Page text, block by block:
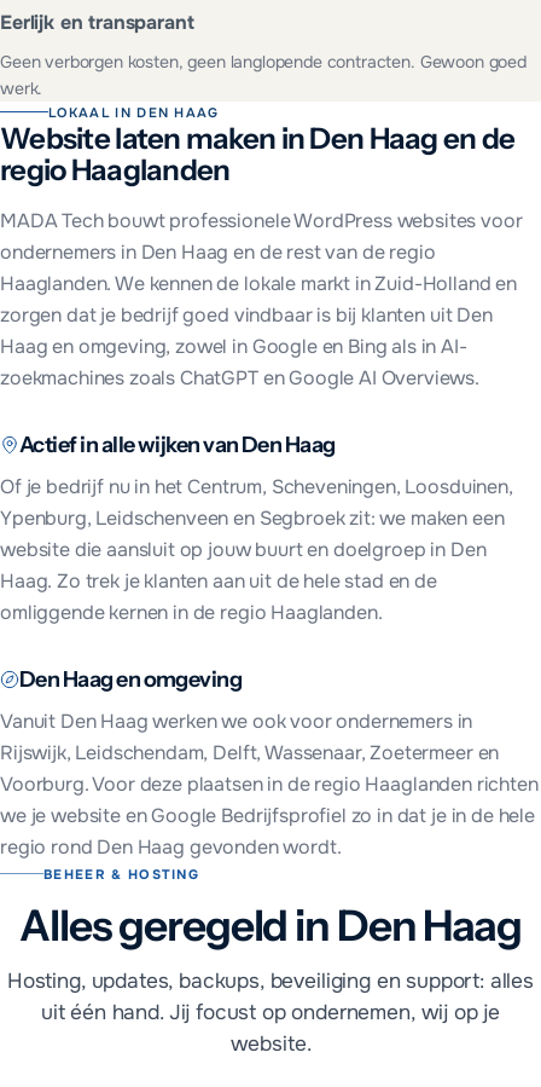
Eerlijk en transparant
Geen verborgen kosten, geen langlopende contracten. Gewoon goed
werk.
LOKAAL INDEN HAAG
Website laten maken inDen Haagende
regio Haaglanden
MADA Tech bouwt professionele WordPress websites voor
ondernemers in Den Haag en de rest vande regio
Haaglanden. We kennen de lokale markt inZuid-Hollanden
zorgen dat je bedrijf goed vindbaar is bij klanten uitDen
Haagen omgeving, zowel in Google en Bing als in AI-
zoekmachines zoals ChatGPT en Google AI Overviews.
Actief in alle wijken vanDen Haag
Of je bedrijf nu in het Centrum, Scheveningen, Loosduinen,
Ypenburg, Leidschenveen en Segbroekzit: we maken een
website die aansluit op jouw buurt en doelgroep in Den
Haag. Zo trek je klanten aan uit de hele stad en de
omliggende kernen inde regio Haaglanden.
Den Haagen omgeving
Vanuit Den Haagwerken we ook voor ondernemers in
Rijswijk, Leidschendam, Delft, Wassenaar, Zoetermeer en
Voorburg. Voor deze plaatsen inde regio Haaglandenrichten
we je website en Google Bedrijfsprofiel zo in dat je in de hele
regio rond Den Haag gevonden wordt.
BEHEER & HOSTING
Alles geregeld in Den Haag
Hosting, updates, backups, beveiliging en support: alles
uit één hand. Jij focust op ondernemen, wij op je
website.